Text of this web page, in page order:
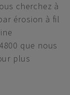
cherchez à
érosion à fil
que nous
plus